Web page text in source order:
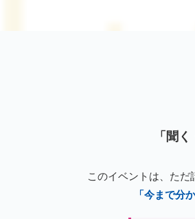
「聞
このイベントは、ただ
「今まで分